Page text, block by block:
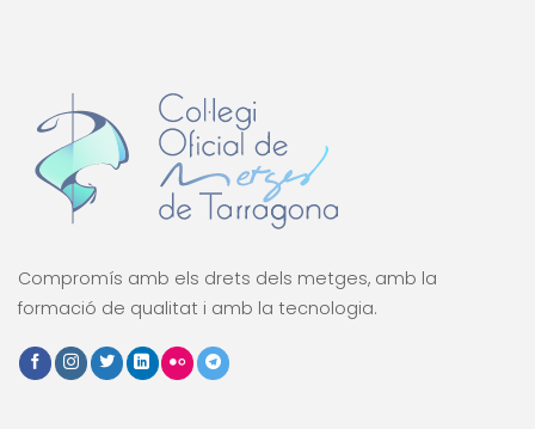
Compromís amb els drets dels metges, amb la
formació de qualitat i amb la tecnologia.